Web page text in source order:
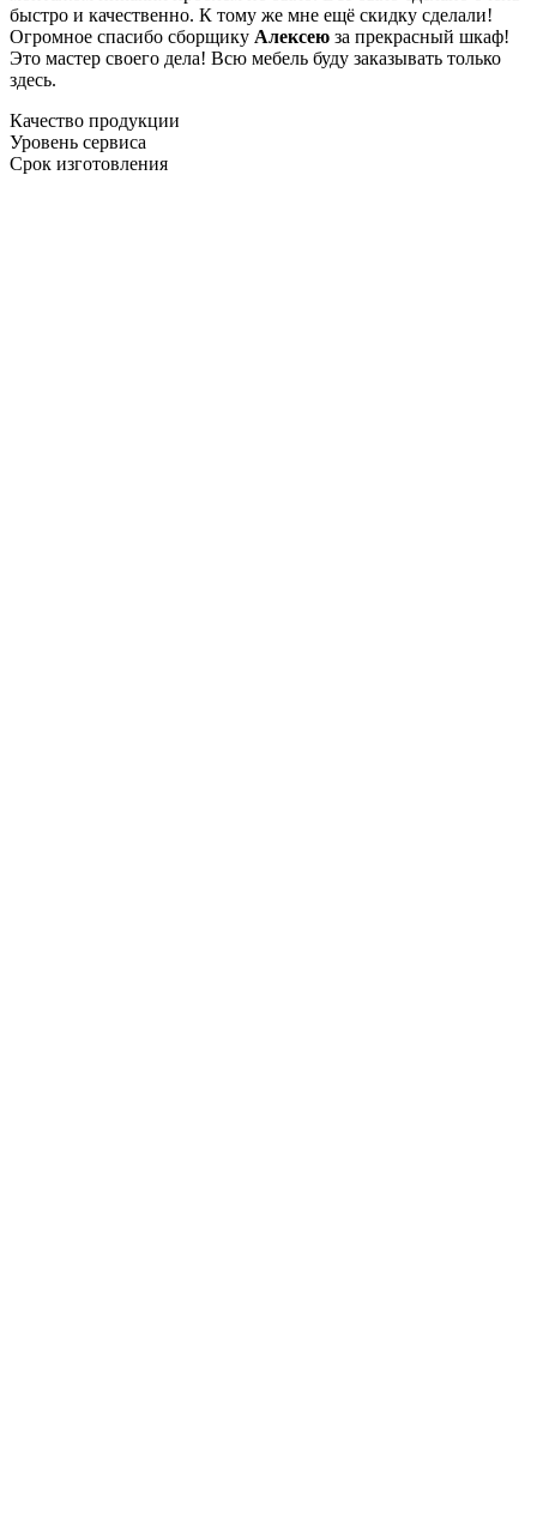
быстро и качественно. К тому же мне ещё скидку сделали!
Огромное спасибо сборщику Алексею за прекрасный шкаф!
Это мастер своего дела! Всю мебель буду заказывать только
здесь.
Качество продукции
Уровень сервиса
Срок изготовления